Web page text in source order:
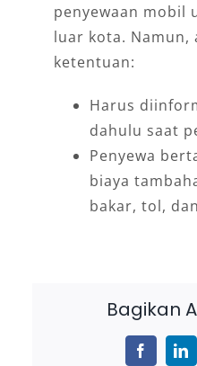
penyewaan mobil
luar kota. Namun,
ketentuan:
Harus
dahulu saat
Penyewa
biaya
bakar, tol,
Bagikan
Facebook